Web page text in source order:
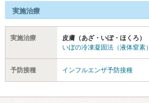
実施治療
実施治療
皮膚（あざ・いぼ・ほくろ）
いぼの冷凍凝固法（液体窒素）
予防接種 インフルエンザ予防接種